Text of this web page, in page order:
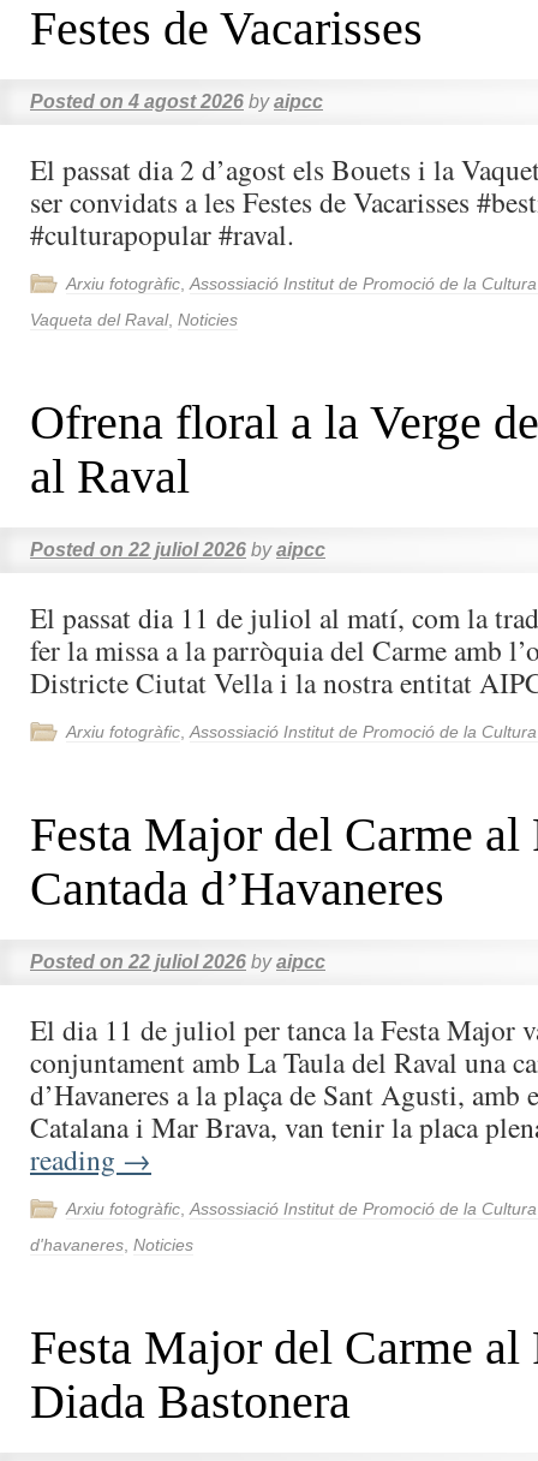
Festes de Vacarisses
Posted on 4 agost 2026 by aipcc
El passat dia 2 d’agost els Bouets i la
ser convidats a les Festes de Vacarisses
#culturapopular #raval.
Arxiu fotogràfic Assossiació Institut de Promoció de la
Vaqueta del Raval, Noticies
Ofrena floral a la Verge
al Raval
Posted on 22 juliol 2026 by aipcc
El passat dia 11 de juliol al matí, com la
fer la missa a la parròquia del Carme amb
Districte Ciutat Vella i la nostra entitat
Arxiu fotogràfic Assossiació Institut de Promoció de la
Festa Major del Carme al
Cantada d’Havaneres
Posted on 22 juliol 2026 by aipcc
El dia 11 de juliol per tanca la Festa Major
conjuntament amb La Taula del Raval una
d’Havaneres a la plaça de Sant Agusti, amb
Catalana i Mar Brava, van tenir la placa
reading →
Arxiu fotogràfic Assossiació Institut de Promoció de la
d'havaneres Noticies
Festa Major del Carme al
Diada Bastonera